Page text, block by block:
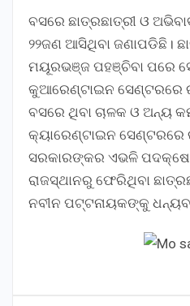
ବସରେ ଛାତ୍ରଛାତ୍ରୀ ଓ
୨୨ଜଣ ଆସିଥିବା ଜଣାପଡିଛି।
ମୟୂରଭଞ୍ଜ ପହଞ୍ଚିବା ପରେ
କୁଆରେଣ୍ଟାଇନ ସେଣ୍ଟରରେ
ବସରେ ଥିବା ଚାଳକ ଓ ଅନ୍ୟ
କ୍ୟାରେଣ୍ଟାଇନ ସେଣ୍ଟରରେ
ସରକାରଙ୍କର ଏଭଳି
ରାଜସ୍ଥାନରୁ ଫେରିଥିବା
ନବୀନ ପଟ୍ଟନାୟକଙ୍କୁ